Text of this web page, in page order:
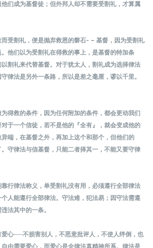
们成为基督徒；但外邦人却不需要受割礼，才算属
受割礼，便是抛弃救恩的磐石- – 基督，因为受割礼
他们以为受割礼在得救的事上，是基督的特加条
割礼来代替基督。对于犹太人，割礼成为选择律法
律法是另外一条路，所以是差之毫厘，谬以千里。
得救的条件，因为任何附加的条件，都会更动我们
于一个信徒，若不是他的『全有』，就会变成他的
异端，在基督之外，再加上这个和那个，但他们的
。守律法与信基督，只能二者择其一，不能又要守律
行律法称义，单受割礼没有用，必须遵行全部律法
人能遵行全部律法。守法难，犯法易；因守法需遵
法其中的一条。
心──不损害别人，不恶意批评人，不使人绊倒，也
由需要爱心，而爱心是全律法真精神所系。律法是